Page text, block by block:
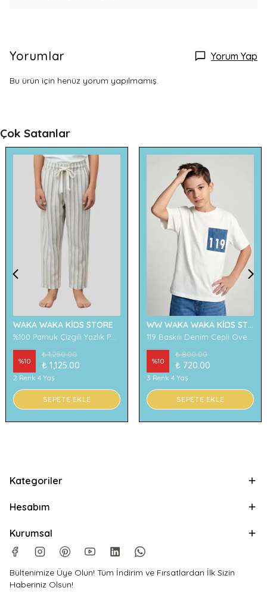
Yorumlar Yorum Yap
Bu ürün için henüz yorum yapılmamış.
Çok Satanlar
WAKA WAKA KİDS STORE
%10
₺ 1,250.00
₺ 1,125.00
2 Renk 4 Yaş
SEPETE EKLE
WW WAKA WAKA KİDS STORE
%10
₺ 800.00
₺ 720.00
3 Renk 4 Yaş
SEPETE EKLE
Kategoriler
Hesabım
Kurumsal
Bültenimize Üye Olun! Tüm İndirim ve Fırsatlardan İlk Sizin
Haberiniz Olsun!